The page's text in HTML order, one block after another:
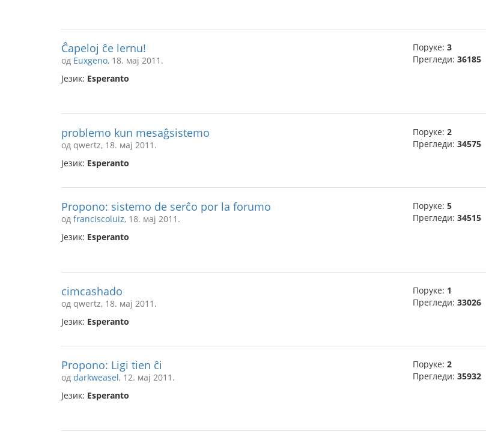
Ĉapeloj ĉe lernu!
од Euxgeno, 18. мај 2011.
Језик: Esperanto
Поруке: 3
Прегледи: 36185
problemo kun mesaĝsistemo
од qwertz, 18. мај 2011.
Језик: Esperanto
Поруке: 2
Прегледи: 34575
Propono: sistemo de serĉo por la forumo
од franciscoluiz, 18. мај 2011.
Језик: Esperanto
Поруке: 5
Прегледи: 34515
cimcashado
од qwertz, 18. мај 2011.
Језик: Esperanto
Поруке: 1
Прегледи: 33026
Propono: Ligi tien ĉi
од darkweasel, 12. мај 2011.
Језик: Esperanto
Поруке: 2
Прегледи: 35932